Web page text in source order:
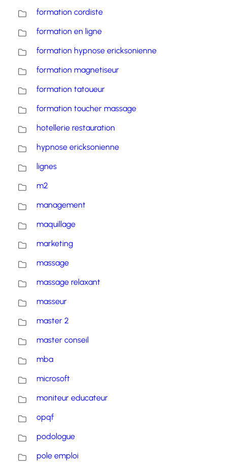
formation cordiste
formation en ligne
formation hypnose ericksonienne
formation magnetiseur
formation tatoueur
formation toucher massage
hotellerie restauration
hypnose ericksonienne
lignes
m2
management
maquillage
marketing
massage
massage relaxant
masseur
master 2
master conseil
mba
microsoft
moniteur educateur
opqf
podologue
pole emploi